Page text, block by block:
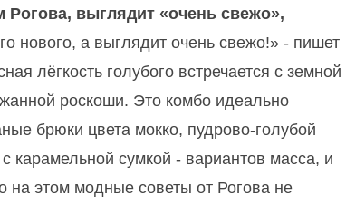
Рогова, выглядит «очень свежо»,
нового, а выглядит очень свежо!» - пишет
лёгкость голубого встречается с земной
роскоши. Это комбо идеально
брюки цвета мокко, пудрово-голубой
сумкой - вариантов масса, и
на этом модные советы от Рогова не